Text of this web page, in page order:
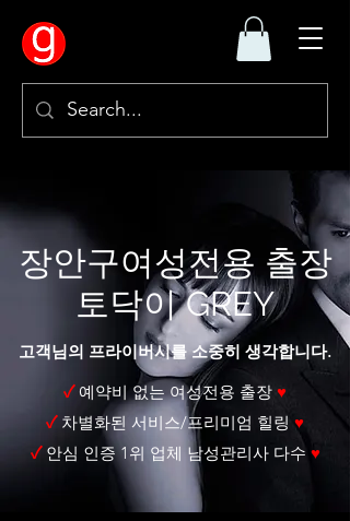
장안구여성전용 출장
토닥이 GREY
고객님의 프라이버시를 소중히 생각합니다.
✓예약비 없는 여성전용 출장 ♥
✓차별화된 서비스/프리미엄 힐링 ♥
✓안심 인증 1위 업체 남성관리사 다수 ♥